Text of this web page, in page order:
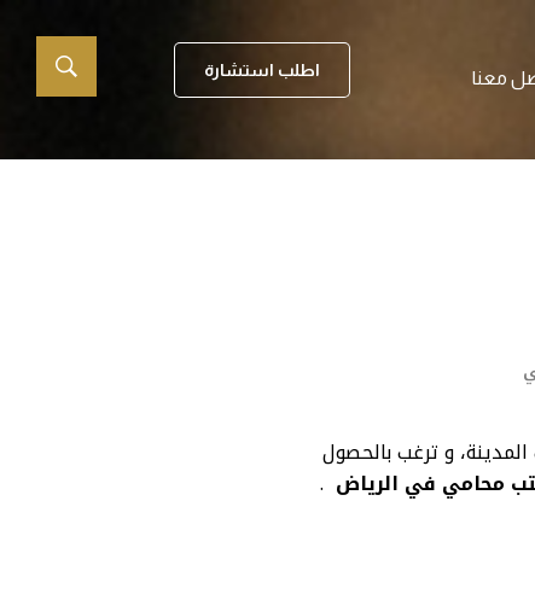
معنا اطلب استشارة
و ترغب بالحصول
محامي في الرياض .